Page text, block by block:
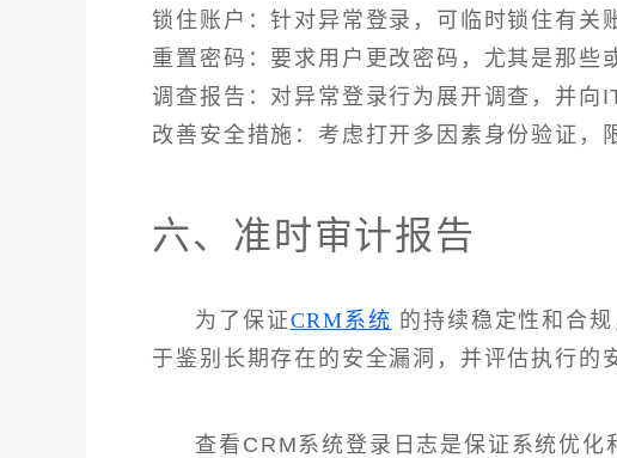
锁住账户：针对异常登录，可临时锁住有关
重置密码：要求用户更改密码，尤其是那些
调查报告：对异常登录行为展开调查，并向
改善安全措施：考虑打开多因素身份验证，
六、准时审计报告
为了保证CRM系统 的持续稳定性和合
于鉴别长期存在的安全漏洞，并评估执行的
查看CRM系统登录日志是保证系统优